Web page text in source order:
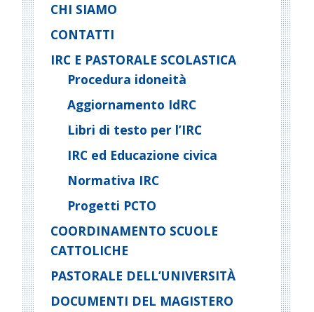
CHI SIAMO
CONTATTI
IRC E PASTORALE SCOLASTICA
Procedura idoneità
Aggiornamento IdRC
Libri di testo per l’IRC
IRC ed Educazione civica
Normativa IRC
Progetti PCTO
COORDINAMENTO SCUOLE
CATTOLICHE
PASTORALE DELL’UNIVERSITÀ
DOCUMENTI DEL MAGISTERO